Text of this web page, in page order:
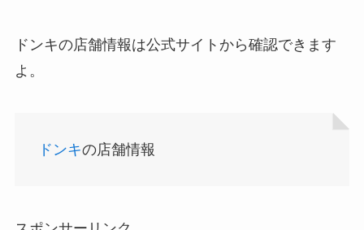
ドンキの店舗情報は公式サイトから確認できます
よ。
ドンキの店舗情報